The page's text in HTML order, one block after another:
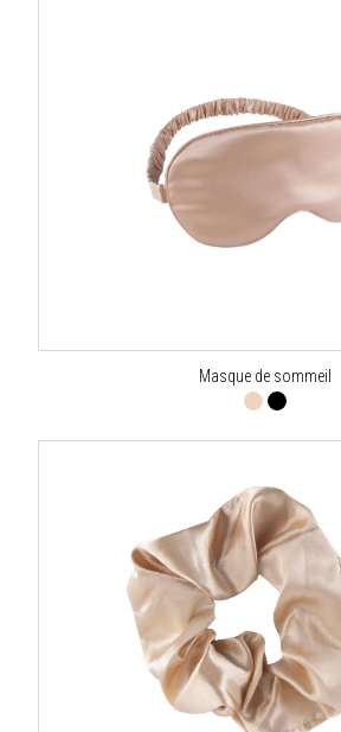
Masque de sommeil